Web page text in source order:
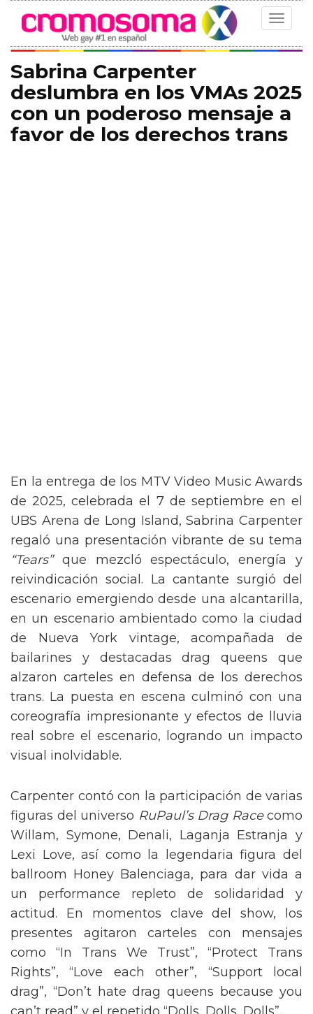
Toggle
Sabrina Carpenter
deslumbra en los VMAs 2025
con un poderoso mensaje a
favor de los derechos trans
En la entrega de los MTV Video Music Awards
de 2025, celebrada el 7 de septiembre en el
UBS Arena de Long Island, Sabrina Carpenter
regaló una presentación vibrante de su tema
“Tears”que mezcló espectáculo, energía y
reivindicación social. La cantante surgió del
escenario emergiendo desde una alcantarilla,
en un escenario ambientado como la ciudad
de Nueva York vintage, acompañada de
bailarines y destacadas drag queens que
alzaron carteles en defensa de los derechos
trans. La puesta en escena culminó con una
coreografía impresionante y efectos de lluvia
real sobre el escenario, logrando un impacto
visual inolvidable.
Carpenter contó con la participación de varias
figuras del universo RuPaul’s Drag Racecomo
Willam, Symone, Denali, Laganja Estranja y
Lexi Love, así como la legendaria figura del
ballroom Honey Balenciaga, para dar vida a
un performance repleto de solidaridad y
actitud. En momentos clave del show, los
presentes agitaron carteles con mensajes
como “In Trans We Trust”, “Protect Trans
Rights”, “Love each other”, “Support local
drag”, “Don’t hate drag queens because you